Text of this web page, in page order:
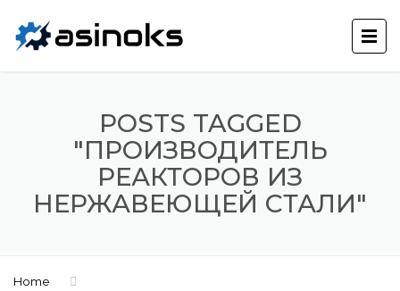
POSTS TAGGED
"ПРОИЗВОДИТЕЛЬ
РЕАКТОРОВ ИЗ
НЕРЖАВЕЮЩЕЙ СТАЛИ"
Home